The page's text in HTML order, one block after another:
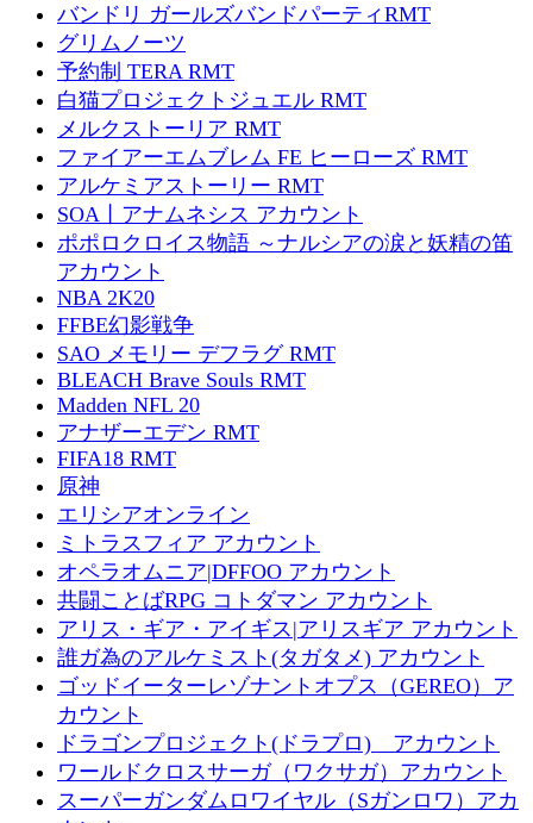
バンドリ ガールズバンドパーティRMT
グリムノーツ
予約制 TERA RMT
白猫プロジェクトジュエル RMT
メルクストーリア RMT
ファイアーエムブレム FE ヒーローズ RMT
アルケミアストーリー RMT
SOA丨アナムネシス アカウント
ポポロクロイス物語 ～ナルシアの涙と妖精の笛
アカウント
NBA 2K20
FFBE幻影戦争
SAO メモリー デフラグ RMT
BLEACH Brave Souls RMT
Madden NFL 20
アナザーエデン RMT
FIFA18 RMT
原神
エリシアオンライン
ミトラスフィア アカウント
オペラオムニア|DFFOO アカウント
共闘ことばRPG コトダマン アカウント
アリス・ギア・アイギス|アリスギア アカウント
誰ガ為のアルケミスト(タガタメ) アカウント
ゴッドイーターレゾナントオプス（GEREO）ア
カウント
ドラゴンプロジェクト(ドラプロ) アカウント
ワールドクロスサーガ（ワクサガ）アカウント
スーパーガンダムロワイヤル（Sガンロワ）アカ